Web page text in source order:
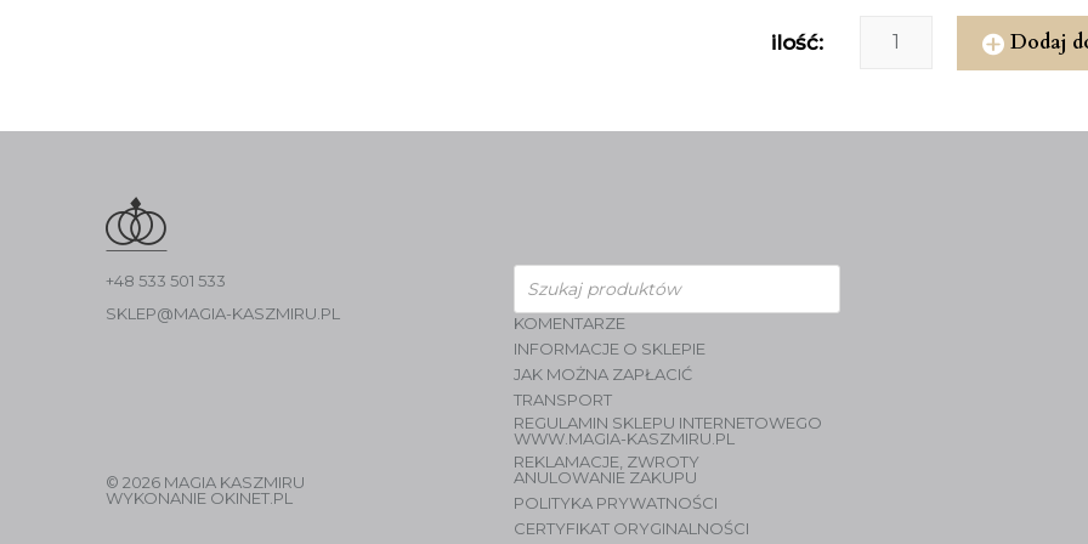
ilość: Dodaj
+48 533 501 533
SKLEP@MAGIA-KASZMIRU.PL
© 2026 MAGIA KASZMIRU
WYKONANIE OKINET.PL
Wyszukiwarka
produktów
KOMENTARZE
INFORMACJE O SKLEPIE
JAK MOŻNA ZAPŁACIĆ
TRANSPORT
REGULAMIN SKLEPU INTERNETOWEGO
WWW.MAGIA-KASZMIRU.PL
REKLAMACJE, ZWROTY
ANULOWANIE ZAKUPU
POLITYKA PRYWATNOŚCI
CERTYFIKAT ORYGINALNOŚCI